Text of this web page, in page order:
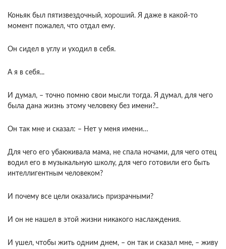
Коньяк был пятизвездочный, хороший. Я даже в какой-то
момент пожалел, что отдал ему.
Он сидел в углу и уходил в себя.
А я в себя...
И думал, – точно помню свои мысли тогда. Я думал, для чего
была дана жизнь этому человеку без имени?..
Он так мне и сказал: – Нет у меня имени…
Для чего его убаюкивала мама, не спала ночами, для чего отец
водил его в музыкальную школу, для чего готовили его быть
интеллигентным человеком?
И почему все цели оказались призрачными?
И он не нашел в этой жизни никакого наслаждения.
И ушел, чтобы жить одним днем, – он так и сказал мне, – живу